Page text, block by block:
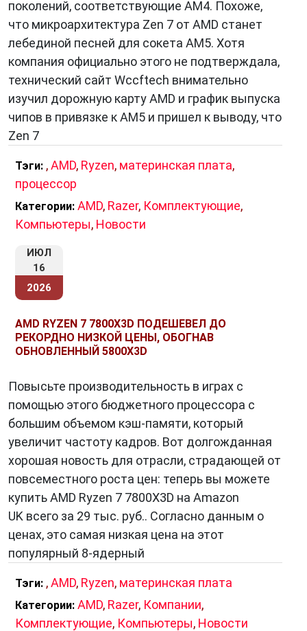
поколений, соответствующие AM4. Похоже,
что микроархитектура Zen 7 от AMD станет
лебединой песней для сокета AM5. Хотя
компания официально этого не подтверждала,
технический сайт Wccftech внимательно
изучил дорожную карту AMD и график выпуска
чипов в привязке к AM5 и пришел к выводу, что
Zen 7
Тэги: ,AMD, Ryzen, материнская плата,
процессор
Категории: AMD, Razer, Комплектующие,
Компьютеры, Новости
ИЮЛ
16
2026
AMD RYZEN 7 7800X3D ПОДЕШЕВЕЛ ДО
РЕКОРДНО НИЗКОЙ ЦЕНЫ, ОБОГНАВ
ОБНОВЛЕННЫЙ 5800X3D
Повысьте производительность в играх с
помощью этого бюджетного процессора с
большим объемом кэш-памяти, который
увеличит частоту кадров. Вот долгожданная
хорошая новость для отрасли, страдающей от
повсеместного роста цен: теперь вы можете
купить AMD Ryzen 7 7800X3D на Amazon
UK всего за 29 тыс. руб.. Согласно данным о
ценах, это самая низкая цена на этот
популярный 8-ядерный
Тэги: ,AMD, Ryzen, материнская плата
Категории: AMD, Razer, Компании,
Комплектующие, Компьютеры, Новости